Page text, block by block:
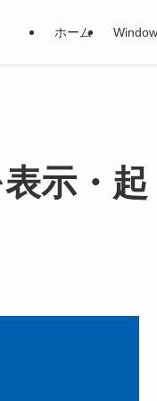
ホーム
示・起